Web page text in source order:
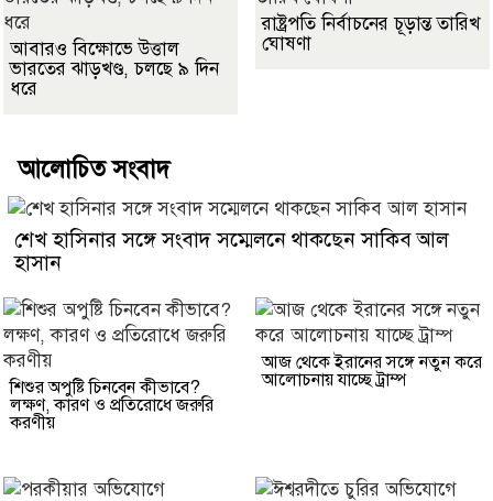
আবারও বিক্ষোভে উত্তাল
ভারতের ঝাড়খণ্ড, চলছে ৯ দিন
ধরে
রাষ্ট্রপতি নির্বাচনের চূড়ান্ত তারিখ
ঘোষণা
আলোচিত সংবাদ
শেখ হাসিনার সঙ্গে সংবাদ সম্মেলনে থাকছেন সাকিব আল
হাসান
শিশুর অপুষ্টি চিনবেন কীভাবে?
লক্ষণ, কারণ ও প্রতিরোধে জরুরি
করণীয়
আজ থেকে ইরানের সঙ্গে নতুন করে
আলোচনায় যাচ্ছে ট্রাম্প